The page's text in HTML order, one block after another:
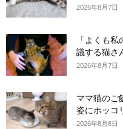
2026年8月7日
「よくも
議する猫さ
2026年8月7日
ママ猫のご
姿にホッコ
2026年8月8日